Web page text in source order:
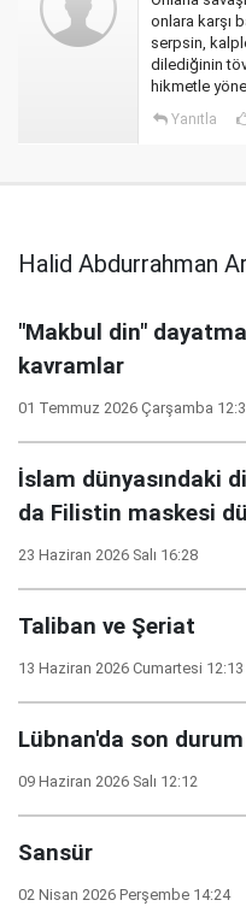
onlara karşı
serpsin,
dilediğinin
hikmetle
Yanıtla
Halid Abdurrahman
"Makbul din"
kavramlar
01 Temmuz 2026 Çarşamba
İslam dünyasındaki
da Filistin maskesi
23 Haziran 2026 Salı 16:28
Taliban ve Şeriat
13 Haziran 2026 Cumartesi 12:13
Lübnan'da son
09 Haziran 2026 Salı 12:12
Sansür
02 Nisan 2026 Perşembe 14:24